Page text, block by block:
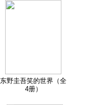
东野圭吾笑的世界（全
4册）